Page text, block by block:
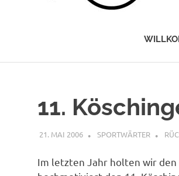
11.
21. MAI 2006 SPORTWÄRTER
Im letzten Jahr holten wir